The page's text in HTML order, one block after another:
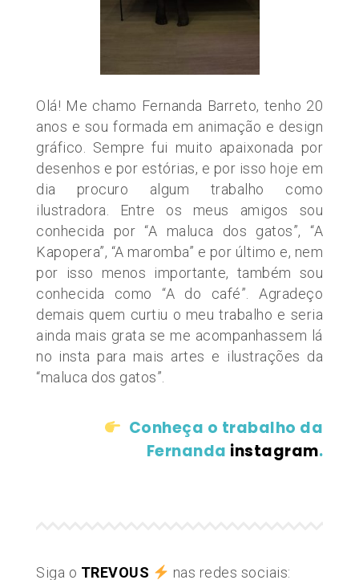
Olá! Me chamo Fernanda Barreto, tenho 20
anos e sou formada em animação e design
gráfico. Sempre fui muito apaixonada por
desenhos e por estórias, e por isso hoje em
dia procuro algum trabalho como
ilustradora. Entre os meus amigos sou
conhecida por “A maluca dos gatos”, “A
Kapopera”, “A maromba” e por último e, nem
por isso menos importante, também sou
conhecida como “A do café”. Agradeço
demais quem curtiu o meu trabalho e seria
ainda mais grata se me acompanhassem lá
no insta para mais artes e ilustrações da
“maluca dos gatos”.
Conheça o trabalho da
Fernanda instagram.
Siga o TREVOUS
nas redes sociais: